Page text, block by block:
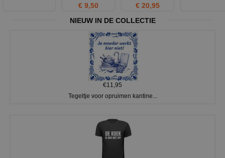
€ 9,50
€ 20,95
NIEUW IN DE COLLECTIE
€11,95
Tegeltje voor opruimen kantine...